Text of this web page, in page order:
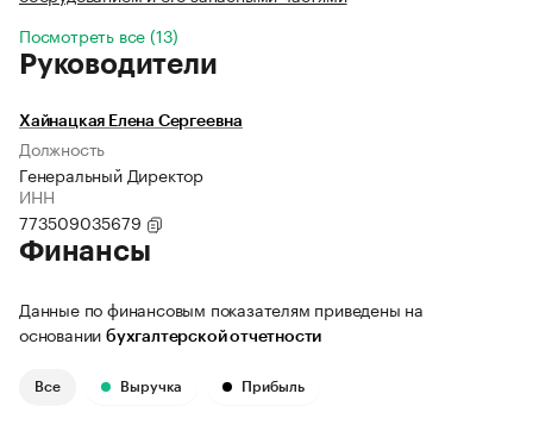
Посмотреть все (13)
Руководители
Хайнацкая Елена Сергеевна
Должность
Генеральный Директор
ИНН
773509035679
Финансы
Данные по финансовым показателям приведены на
основании бухгалтерской отчетности
Все Выручка Прибыль